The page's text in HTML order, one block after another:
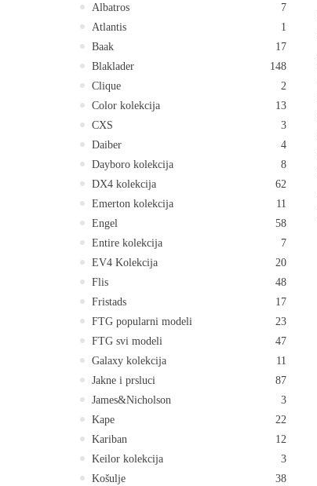
Albatros
7
Atlantis
1
Baak
17
Blaklader
148
Clique
2
Color kolekcija
13
CXS
3
Daiber
4
Dayboro kolekcija
8
DX4 kolekcija
62
Emerton kolekcija
11
Engel
58
Entire kolekcija
7
EV4 Kolekcija
20
Flis
48
Fristads
17
FTG popularni modeli
23
FTG svi modeli
47
Galaxy kolekcija
11
Jakne i prsluci
87
James&Nicholson
3
Kape
22
Kariban
12
Keilor kolekcija
3
Košulje
38